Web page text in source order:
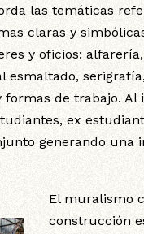
las temáticas
claras y
y oficios:
de trabajo. Al
ex
generando una
El muralismo
construcción